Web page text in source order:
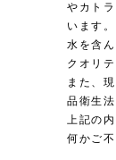
やカト
います
水を含
クオリ
また、
品衛生
上記の
何かご